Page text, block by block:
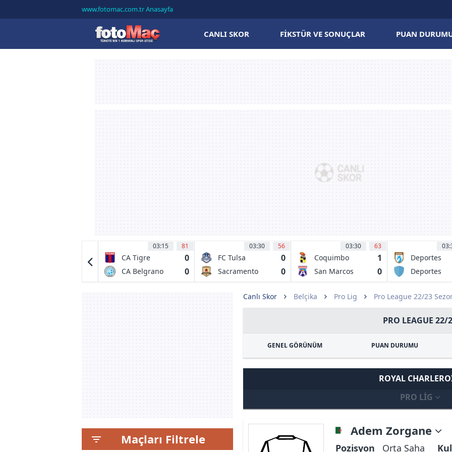
www.fotomac.com.tr Anasayfa
CANLI SKOR FIKSTÜR VE SONUÇLAR PUAN
1
03:15 81
CA Tigre 0
CA Belgrano
0
03:30 56
FC Tulsa 0
Sacramento
0
03:30 63
Coquimbo
Unido
1
San Marcos
0
Deportes
Iquique
Deportes
Maçları Filtrele
Canlı Skor Belçika Pro Lig Pro League 22/23
PRO LEAGUE 22/
GENEL GÖRÜNÜM PUAN DURUMU
ROYAL
PRO LIG
Adem Zorgane
Pozisyon Orta Saha